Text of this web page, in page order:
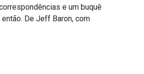
e um buquê
De Jeff Baron, com